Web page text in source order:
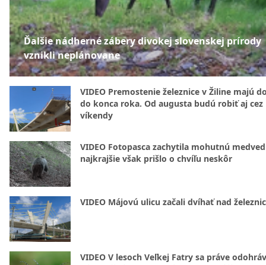
Ďalšie nádherné zábery divokej slovenskej prírody
vznikli neplánovane
VIDEO Premostenie železnice v Žiline majú
do konca roka. Od augusta budú robiť aj cez
víkendy
VIDEO Fotopasca zachytila mohutnú
najkrajšie však prišlo o chvíľu neskôr
VIDEO Májovú ulicu začali dvíhať nad
VIDEO V lesoch Veľkej Fatry sa práve